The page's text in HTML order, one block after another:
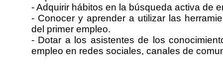
- Adquirir hábitos en la búsqueda activa de
- Conocer y aprender a utilizar las
del primer empleo.
- Dotar a los asistentes de los
empleo en redes sociales, canales de